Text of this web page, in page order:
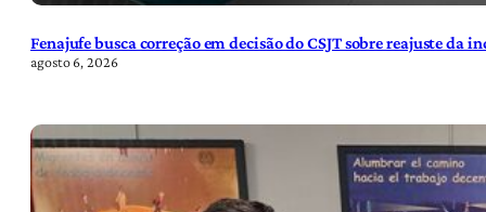
Fenajufe busca correção em decisão do CSJT sobre reajuste da
agosto 6, 2026